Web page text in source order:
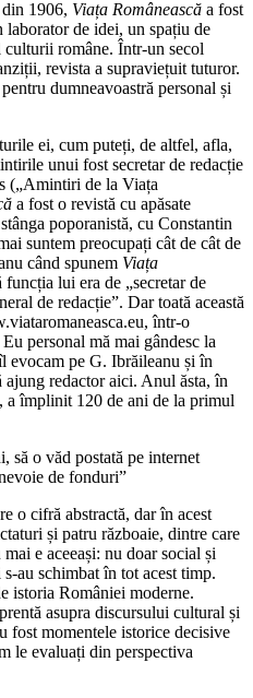
1906, Viața Românească a fost
de idei, un spațiu de
române. Într‑un secol
revista a supraviețuit tuturor.
dumneavoastră personal și
ei, cum puteți, de altfel, afla,
unui fost secretar de redacție
(„Amintiri de la Viața
a fost o revistă cu apăsate
poporanistă, cu Constantin
suntem preocupați cât de cât de
când spunem Viața
lui era de „secretar de
de redacție”. Dar toată această
într-o
personal mă mai gândesc la
evocam pe G. Ibrăileanu și în
ajung redactor aici. Anul ăsta, în
a împlinit 120 de ani de la primul
să o văd postată pe internet
de fonduri”
o cifră abstractă, dar în acest
și patru războaie, dintre care
e aceeași: nu doar social și
au schimbat în tot acest timp.
istoria României moderne.
asupra discursului cultural și
fost momentele istorice decisive
le evaluați din perspectiva